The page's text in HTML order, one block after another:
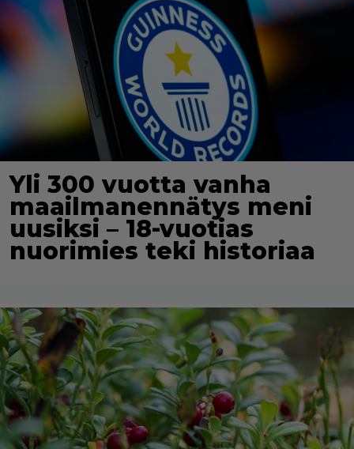
Yli 300 vuotta vanha
maailmanennätys meni
uusiksi – 18-vuotias
nuorimies teki historiaa